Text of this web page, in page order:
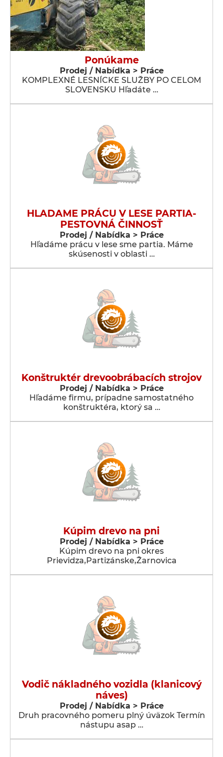
Ponúkame
Prodej / Nabídka > Práce
KOMPLEXNÉ LESNÍCKE SLUŽBY PO CELOM
SLOVENSKU Hľadáte …
HLADAME PRÁCU V LESE PARTIA-
PESTOVNÁ ČINNOSŤ
Prodej / Nabídka > Práce
Hľadáme prácu v lese sme partia. Máme
skúsenosti v oblasti …
Konštruktér drevoobrábacích strojov
Prodej / Nabídka > Práce
Hľadáme firmu, prípadne samostatného
konštruktéra, ktorý sa …
Kúpim drevo na pni
Prodej / Nabídka > Práce
Kúpim drevo na pni okres
Prievidza,Partizánske,Žarnovica
Vodič nákladného vozidla (klanicový
náves)
Prodej / Nabídka > Práce
Druh pracovného pomeru plný úväzok Termín
nástupu asap …